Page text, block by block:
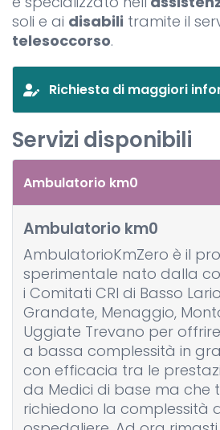
soli e ai disabili tramite il
telesoccorso.
Richiesta di maggiori
Servizi disponibili
Ambulatorio km0
Ambulatorio km0
AmbulatorioKmZero è il
sperimentale nato dalla
i Comitati CRI di Basso
Grandate, Menaggio,
Uggiate Trevano per
a bassa complessità in
con efficacia tra le
da Medici di base ma che
richiedono la complessità